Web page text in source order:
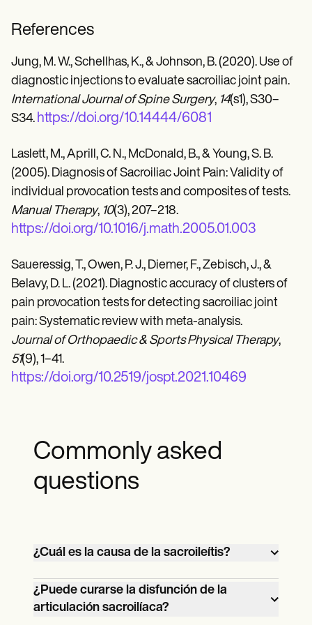
References
Jung, M. W., Schellhas, K., & Johnson, B. (2020). Use of
diagnostic injections to evaluate sacroiliac joint pain.
International Journal of Spine Surgery, 14(s1), S30–
S34. https://doi.org/10.14444/6081
Laslett, M., Aprill, C. N., McDonald, B., & Young, S. B.
(2005). Diagnosis of Sacroiliac Joint Pain: Validity of
individual provocation tests and composites of tests.
Manual Therapy, 10(3), 207–218.
https://doi.org/10.1016/j.math.2005.01.003
Saueressig, T., Owen, P. J., Diemer, F., Zebisch, J., &
Belavy, D. L. (2021). Diagnostic accuracy of clusters of
pain provocation tests for detecting sacroiliac joint
pain: Systematic review with meta-analysis.
Journal of Orthopaedic & Sports Physical Therapy,
51(9), 1–41.
https://doi.org/10.2519/jospt.2021.10469
Commonly asked
questions
¿Cuál es la causa de la sacroileítis?
La sacroileítis suele estar causada por una
inflamación debida a una lesión, artritis,
embarazo, infección o tensión prolongada
¿Puede curarse la disfunción de la
articulación sacroilíaca?